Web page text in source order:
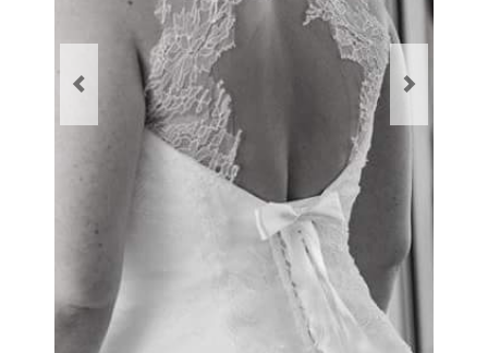
L’invitée intrépide
Galerie
Médias